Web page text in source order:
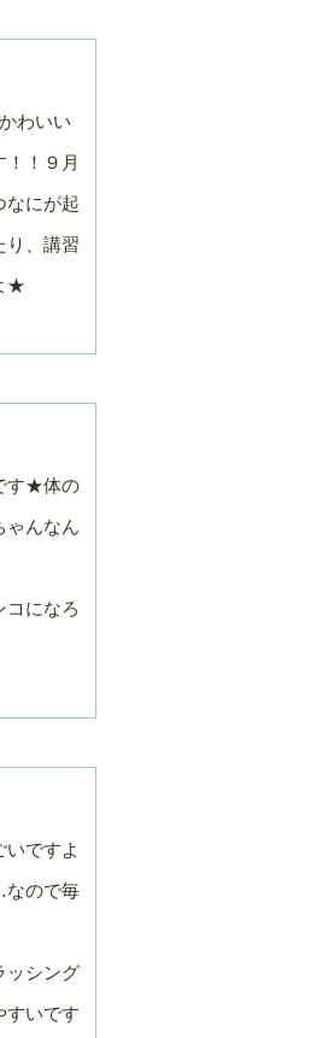
８
２
２
わいい
！９月
なにが起
り、講習
★
す★体の
ゃんなん
コになろ
ですよ
なので毎
ッシング
すいです